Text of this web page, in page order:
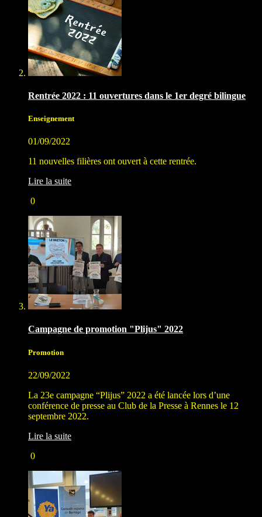
Rentrée 2022 : 11 ouvertures dans le 1er degré bilingue
Enseignement
01/09/2022
11 nouvelles filières ont ouvert à cette rentrée.
Lire la suite
0
Campagne de promotion "Plijus" 2022
Promotion
22/09/2022
La 23e campagne “Plijus” 2022 a été lancée lors d’une
conférence de presse au Club de la Presse à Rennes le 12
septembre 2022.
Lire la suite
0